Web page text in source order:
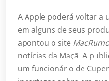
A Apple poderá voltar a
em alguns de seus
apontou o site
notícias da Maçã. A
um funcionário de